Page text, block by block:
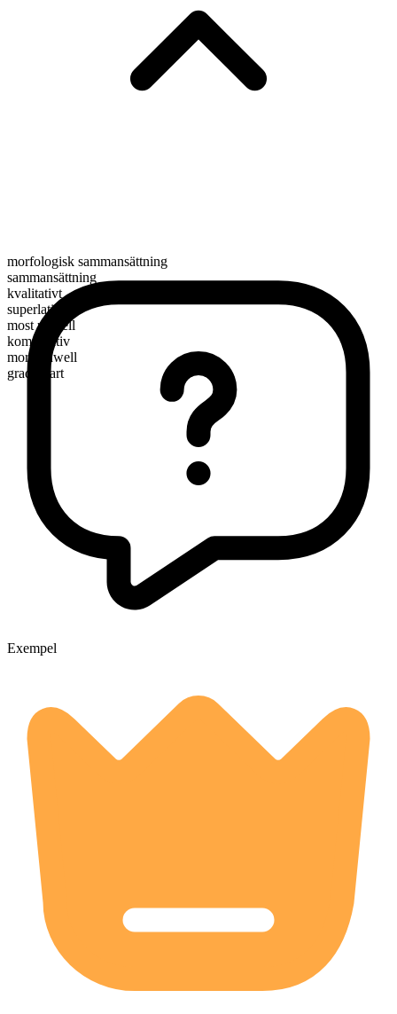
morfologisk sammansättning
sammansättning
kvalitativt
superlativ
most unwell
komparativ
more unwell
graderbart
Exempel